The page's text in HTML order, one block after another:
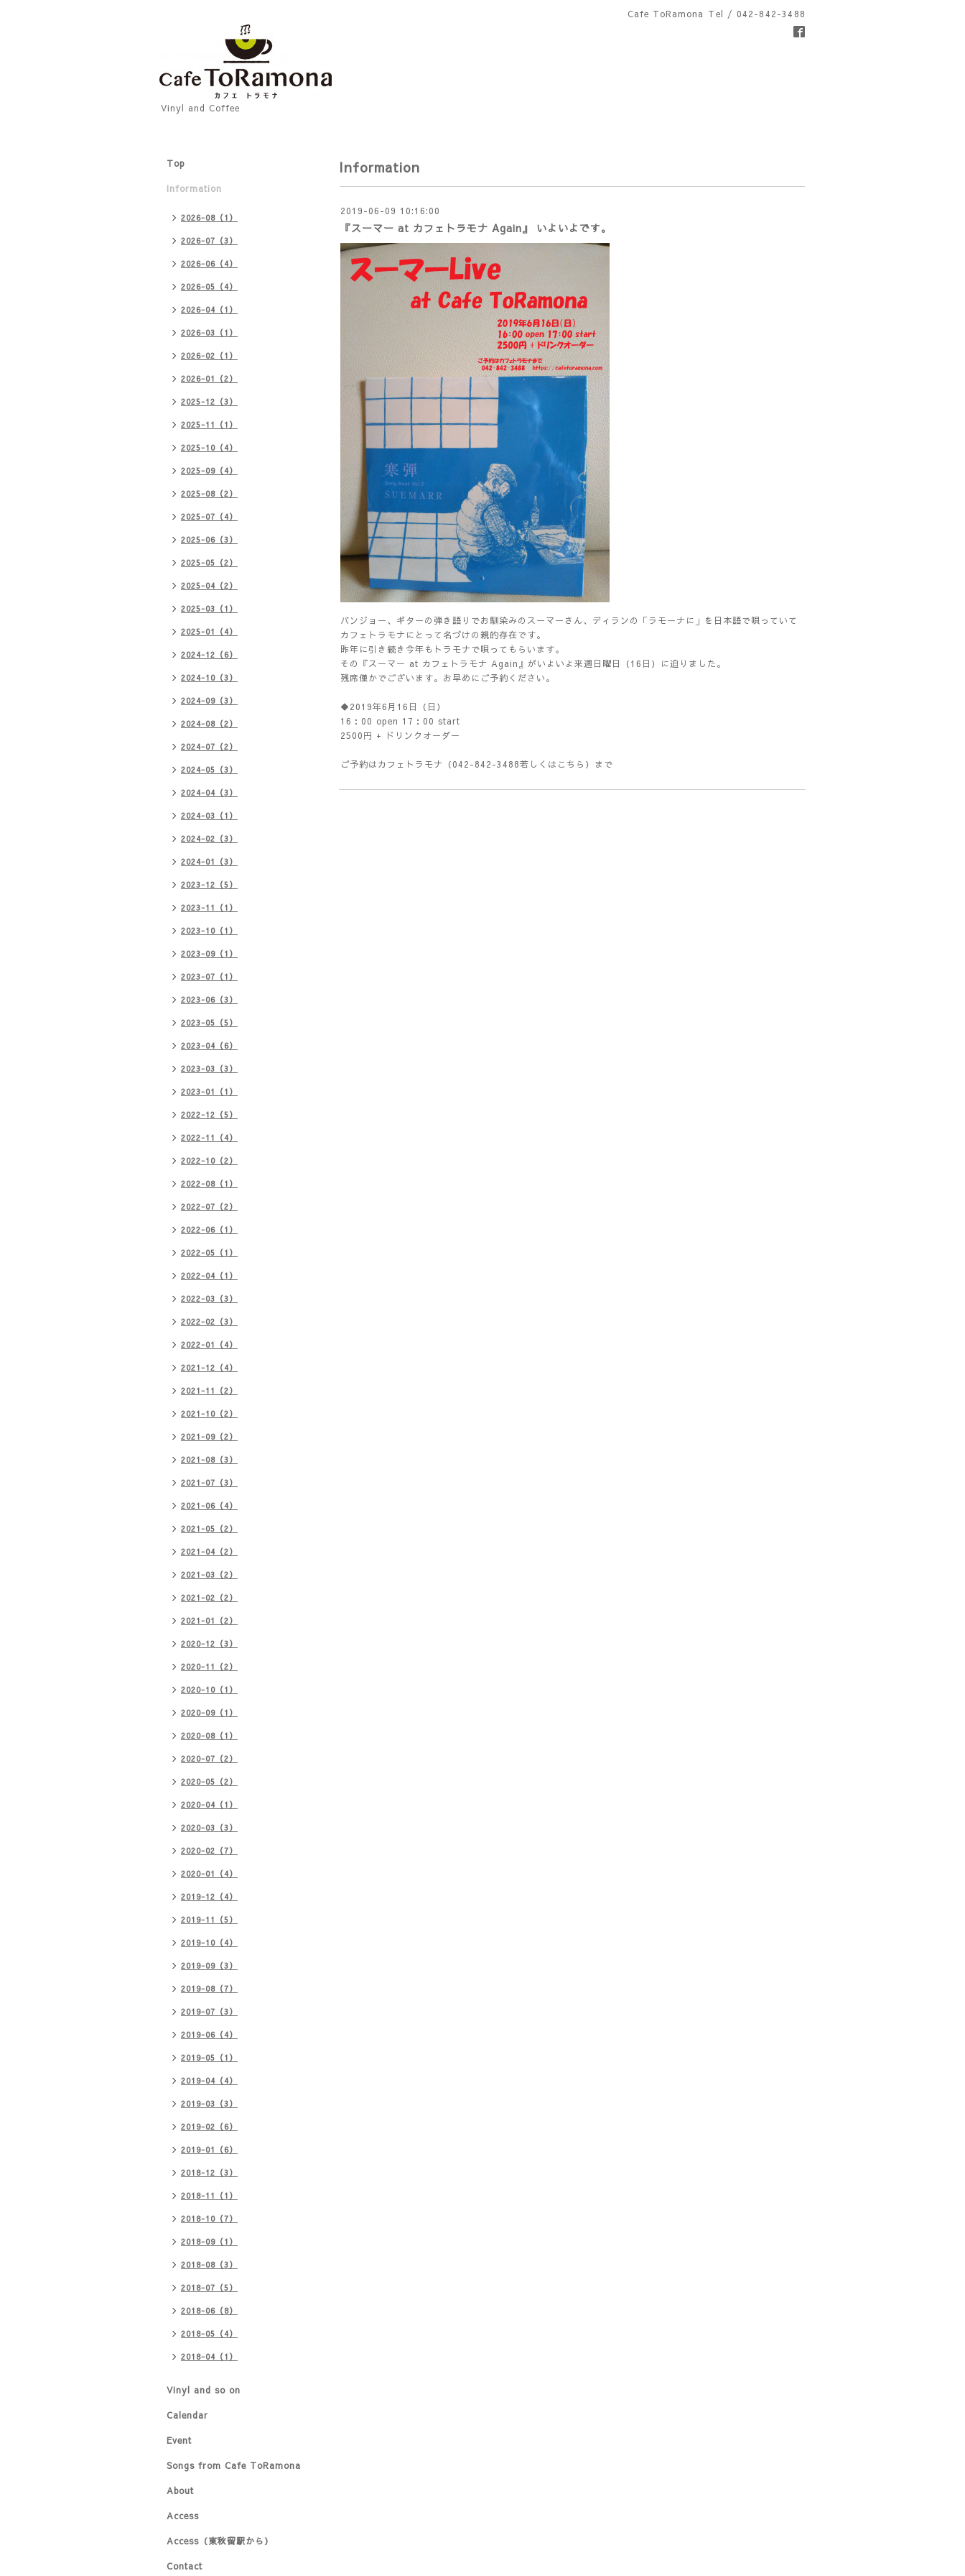
Cafe ToRamona Tel / 042-842-3488
Vinyl and Coffee
Information
2019-06-09 10:16:00
『スーマー at カフェトラモナ Again』 いよいよです。
バンジョー、ギターの弾き語りでお馴染みのスーマーさん、ディランの「ラモーナに」を日本語で唄っていて
カフェトラモナにとって名づけの親的存在です。
昨年に引き続き今年もトラモナで唄ってもらいます。
その『スーマー at カフェトラモナ Again』がいよいよ来週日曜日（16日）に迫りました。
残席僅かでございます。お早めにご予約ください。
◆2019年6月16日（日）
16：00 open 17：00 start
2500円 + ドリンクオーダー
ご予約はカフェトラモナ（042-842-3488若しくは こちら ）まで
Top
Information
2026-08（1）
2026-07（3）
2026-06（4）
2026-05（4）
2026-04（1）
2026-03（1）
2026-02（1）
2026-01（2）
2025-12（3）
2025-11（1）
2025-10（4）
2025-09（4）
2025-08（2）
2025-07（4）
2025-06（3）
2025-05（2）
2025-04（2）
2025-03（1）
2025-01（4）
2024-12（6）
2024-10（3）
2024-09（3）
2024-08（2）
2024-07（2）
2024-05（3）
2024-04（3）
2024-03（1）
2024-02（3）
2024-01（3）
2023-12（5）
2023-11（1）
2023-10（1）
2023-09（1）
2023-07（1）
2023-06（3）
2023-05（5）
2023-04（6）
2023-03（3）
2023-01（1）
2022-12（5）
2022-11（4）
2022-10（2）
2022-08（1）
2022-07（2）
2022-06（1）
2022-05（1）
2022-04（1）
2022-03（3）
2022-02（3）
2022-01（4）
2021-12（4）
2021-11（2）
2021-10（2）
2021-09（2）
2021-08（3）
2021-07（3）
2021-06（4）
2021-05（2）
2021-04（2）
2021-03（2）
2021-02（2）
2021-01（2）
2020-12（3）
2020-11（2）
2020-10（1）
2020-09（1）
2020-08（1）
2020-07（2）
2020-05（2）
2020-04（1）
2020-03（3）
2020-02（7）
2020-01（4）
2019-12（4）
2019-11（5）
2019-10（4）
2019-09（3）
2019-08（7）
2019-07（3）
2019-06（4）
2019-05（1）
2019-04（4）
2019-03（3）
2019-02（6）
2019-01（6）
2018-12（3）
2018-11（1）
2018-10（7）
2018-09（1）
2018-08（3）
2018-07（5）
2018-06（8）
2018-05（4）
2018-04（1）
Vinyl and so on
Calendar
Event
Songs from Cafe ToRamona
About
Access
Access（東秋留駅から）
Contact